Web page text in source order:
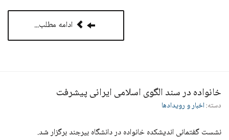
ادامه مطلب...
خانواده در سند الگوی اسلامی ایرانی پیشرفت
دسته:اخبار و رویدادها
نشست گفتمانی اندیشکده خانواده در دانشگاه بیرجند برگزار شد.